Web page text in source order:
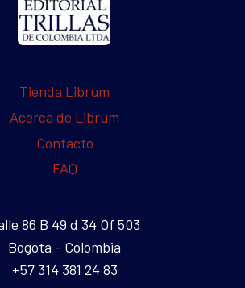
Tienda Librum
Acerca de Librum
Contacto
FAQ
86 B 49 d 34 Of 503
Bogota - Colombia
+57 314 381 24 83